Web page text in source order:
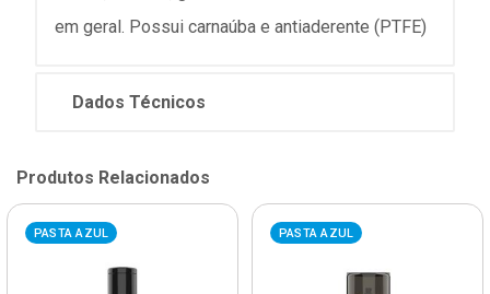
em geral. Possui carnaúba e antiaderente (PTFE)
Dados Técnicos
Produtos Relacionados
PASTA AZUL PASTA AZUL